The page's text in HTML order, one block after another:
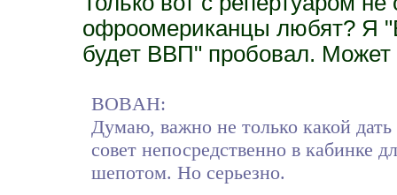
офроомериканцы любят? Я
будет ВВП" пробовал.
BOBAH:
Думаю, важно не только какой
совет непосредственно в кабинке
шепотом. Но серьезно.